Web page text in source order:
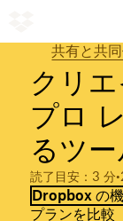
共有と共
クリ
プロ
るツ
読了目安：3 分•
Dropbox の
プランを比較